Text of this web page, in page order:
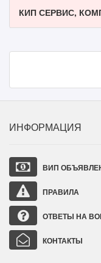
КИП СЕРВИС,
ИНФОРМАЦИЯ
ВИП
ПРАВИЛА
ОТВЕТЫ НА
КОНТАКТЫ